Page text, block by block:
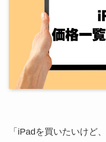
「iPadを買いたいけど